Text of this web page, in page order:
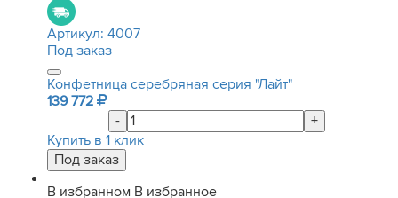
Артикул: 4007
Под заказ
Конфетница серебряная серия "Лайт"
139 772
-
+
Купить в 1 клик
В избранном В избранное